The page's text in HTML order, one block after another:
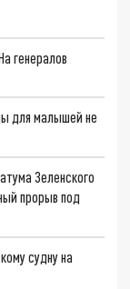
генералов
для малышей не
Зеленского
прорыв под
судну на